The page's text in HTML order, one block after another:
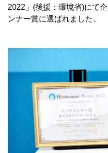
2022」(後援：環境省)にて
ンナー賞に選ばれました。